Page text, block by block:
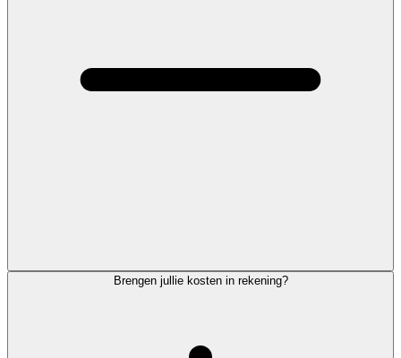
Brengen jullie kosten in rekening?